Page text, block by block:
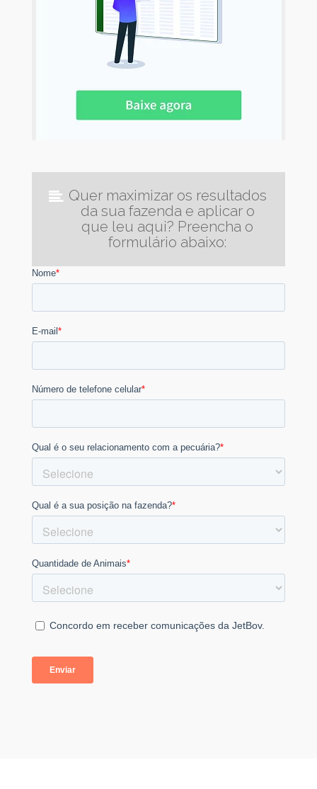
Quer maximizar os resultados
da sua fazenda e aplicar o
que leu aqui? Preencha o
formulário abaixo: